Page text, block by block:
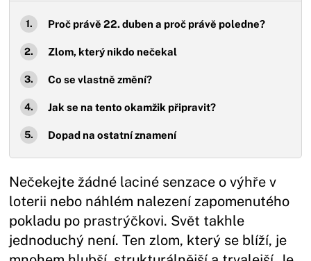
Proč právě 22. duben a proč právě poledne?
Zlom, který nikdo nečekal
Co se vlastně změní?
Jak se na tento okamžik připravit?
Dopad na ostatní znamení
Nečekejte žádné laciné senzace o výhře v
loterii nebo náhlém nalezení zapomenutého
pokladu po prastrýčkovi. Svět takhle
jednoduchý není. Ten zlom, který se blíží, je